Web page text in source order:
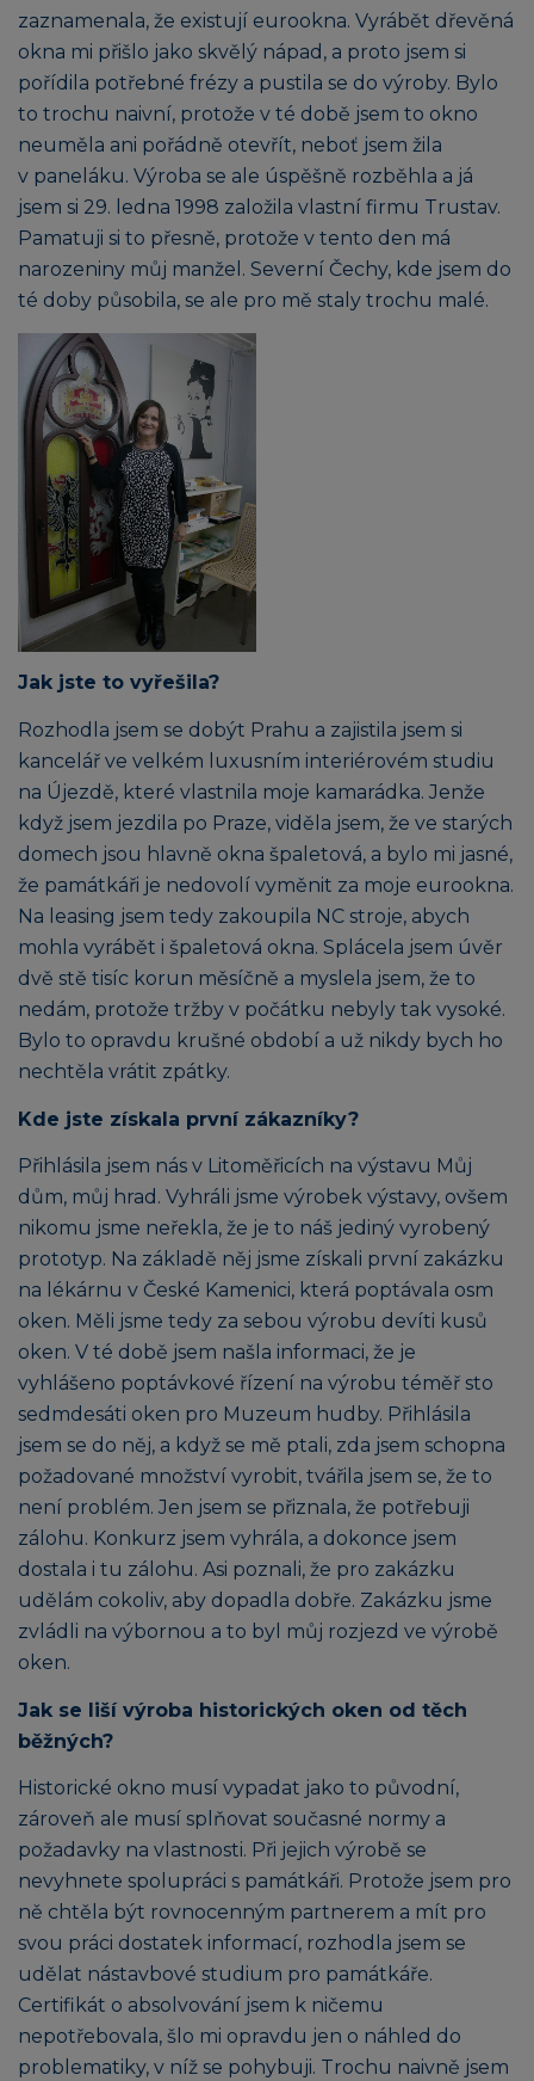
zaznamenala, že existují eurookna. Vyrábět dřevěná
okna mi přišlo jako skvělý nápad, a proto jsem si
pořídila potřebné frézy a pustila se do výroby. Bylo
to trochu naivní, protože v té době jsem to okno
neuměla ani pořádně otevřít, neboť jsem žila
v paneláku. Výroba se ale úspěšně rozběhla a já
jsem si 29. ledna 1998 založila vlastní firmu Trustav.
Pamatuji si to přesně, protože v tento den má
narozeniny můj manžel. Severní Čechy, kde jsem do
té doby působila, se ale pro mě staly trochu malé.
Jak jste to vyřešila?
Rozhodla jsem se dobýt Prahu a zajistila jsem si
kancelář ve velkém luxusním interiérovém studiu
na Újezdě, které vlastnila moje kamarádka. Jenže
když jsem jezdila po Praze, viděla jsem, že ve starých
domech jsou hlavně okna špaletová, a bylo mi jasné,
že památkáři je nedovolí vyměnit za moje eurookna.
Na leasing jsem tedy zakoupila NC stroje, abych
mohla vyrábět i špaletová okna. Splácela jsem úvěr
dvě stě tisíc korun měsíčně a myslela jsem, že to
nedám, protože tržby v počátku nebyly tak vysoké.
Bylo to opravdu krušné období a už nikdy bych ho
nechtěla vrátit zpátky.
Kde jste získala první zákazníky?
Přihlásila jsem nás v Litoměřicích na výstavu Můj
dům, můj hrad. Vyhráli jsme výrobek výstavy, ovšem
nikomu jsme neřekla, že je to náš jediný vyrobený
prototyp. Na základě něj jsme získali první zakázku
na lékárnu v České Kamenici, která poptávala osm
oken. Měli jsme tedy za sebou výrobu devíti kusů
oken. V té době jsem našla informaci, že je
vyhlášeno poptávkové řízení na výrobu téměř sto
sedmdesáti oken pro Muzeum hudby. Přihlásila
jsem se do něj, a když se mě ptali, zda jsem schopna
požadované množství vyrobit, tvářila jsem se, že to
není problém. Jen jsem se přiznala, že potřebuji
zálohu. Konkurz jsem vyhrála, a dokonce jsem
dostala i tu zálohu. Asi poznali, že pro zakázku
udělám cokoliv, aby dopadla dobře. Zakázku jsme
zvládli na výbornou a to byl můj rozjezd ve výrobě
oken.
Jak se liší výroba historických oken od těch
běžných?
Historické okno musí vypadat jako to původní,
zároveň ale musí splňovat současné normy a
požadavky na vlastnosti. Při jejich výrobě se
nevyhnete spolupráci s památkáři. Protože jsem pro
ně chtěla být rovnocenným partnerem a mít pro
svou práci dostatek informací, rozhodla jsem se
udělat nástavbové studium pro památkáře.
Certifikát o absolvování jsem k ničemu
nepotřebovala, šlo mi opravdu jen o náhled do
problematiky, v níž se pohybuji. Trochu naivně jsem